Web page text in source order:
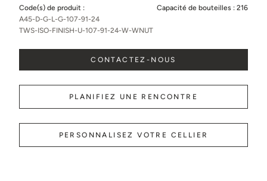
Code(s) de produit :
A45-D-G-L-G-107-91-24
TWS-ISO-FINISH-U-107-91-24-W-WNUT
Capacité de bouteilles : 216
CONTACTEZ-NOUS
PLANIFIEZ UNE RENCONTRE
PERSONNALISEZ VOTRE CELLIER